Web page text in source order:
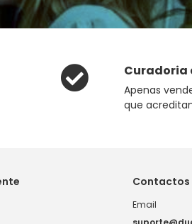
Curadoria
Apenas
que
Contactos
Email